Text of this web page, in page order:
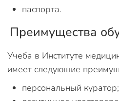
паспорта.
Преимущества
Учеба в Институте
имеет следующие
персональный куратор;